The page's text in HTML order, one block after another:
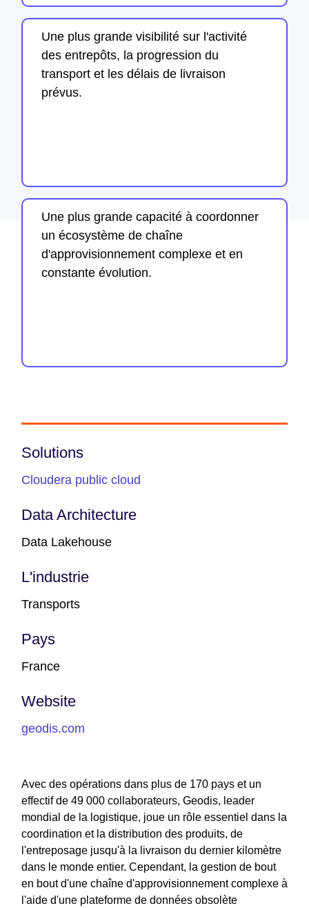
Une plus grande visibilité sur l'activité
des entrepôts, la progression du
transport et les délais de livraison
prévus.
Une plus grande capacité à coordonner
un écosystème de chaîne
d'approvisionnement complexe et en
constante évolution.
Solutions
Cloudera public cloud
Data Architecture
Data Lakehouse
L'industrie
Transports
Pays
France
Website
geodis.com
Avec des opérations dans plus de 170 pays et un
effectif de 49 000 collaborateurs, Geodis, leader
mondial de la logistique, joue un rôle essentiel dans la
coordination et la distribution des produits, de
l'entreposage jusqu'à la livraison du dernier kilomètre
dans le monde entier. Cependant, la gestion de bout
en bout d'une chaîne d'approvisionnement complexe à
l'aide d'une plateforme de données obsolète